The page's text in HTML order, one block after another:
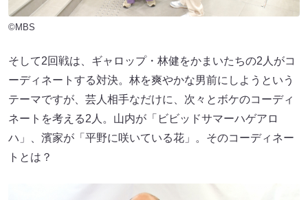
©MBS
そして2回戦は、ギャロップ・林健をかまいたちの2人がコ
ーディネートする対決。林を爽やかな男前にしようという
テーマですが、芸人相手なだけに、次々とボケのコーディ
ネートを考える2人。山内が「ビビッドサマーハゲアロ
ハ」、濱家が「平野に咲いている花」。そのコーディネー
トとは？